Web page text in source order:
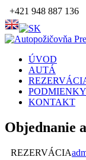
Skip
to
content
+421 948 887 136
ENG
SK
ÚVOD
AUTÁ
PODMIENKY
KONTAKT
Objednanie
REZERVÁCIA